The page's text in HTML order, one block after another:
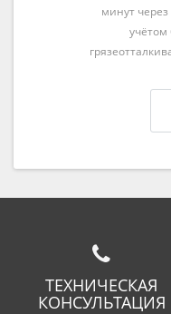
минут через
учётом
ТЕХНИЧЕСКАЯ
КОНСУЛЬТАЦИЯ